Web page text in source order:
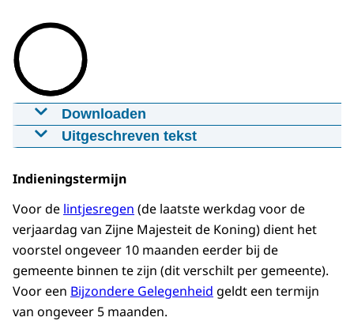
Downloaden
Iemand voordragen voor een
Koninklijke onderscheiding
23-07-2020 mp4
Download
Ondertiteling
vtt
Download
Uitgeschreven tekst
behaagd u te benoemen tot ... Als deze zin
ontvangt een lintje, oftewel: een koninklijke
onderscheiding. Maar voor zo’n benoeming
is een lange weg afgelegd. Een weg die heel
wat vraagt van de aanvragers en mensen
die de aanvraag ondersteunen.
Indieningstermijn
Voor de lintjesregen (de laatste werkdag voor de
verjaardag van Zijne Majesteit de Koning) dient het
voorstel ongeveer 10 maanden eerder bij de
gemeente binnen te zijn (dit verschilt per gemeente).
Voor een Bijzondere Gelegenheid geldt een termijn
van ongeveer 5 maanden.